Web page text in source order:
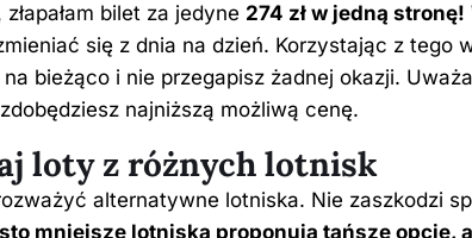
bilet za jedyne 274 zł w jedną stronę!
się z dnia na dzień. Korzystając z tego
bieżąco i nie przegapisz żadnej okazji.
najniższą możliwą cenę.
loty z różnych lotnisk
alternatywne lotniska. Nie zaszkodzi
mniejsze lotniska proponują tańsze opcje,